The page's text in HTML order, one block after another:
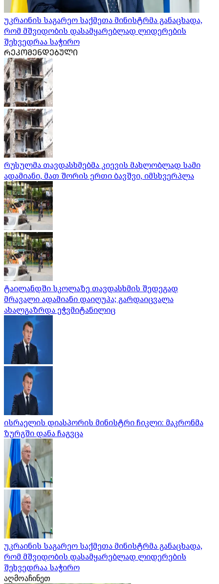
უკრაინის საგარეო საქმეთა მინისტრმა განაცხადა,
რომ მშვიდობის დასამყარებლად ლიდერების
შეხვედრაა საჭირო
ᲠᲔᲙᲝᲛᲔᲜᲓᲔᲑᲣᲚᲘ
რუსულმა თავდასხმებმა კიევის მახლობლად სამი
ადამიანი, მათ შორის ერთი ბავშვი, იმსხვერპლა
ტაილანდში სკოლაზე თავდასხმის შედეგად
მრავალი ადამიანი დაიღუპა; გარდაიცვალა
ახალგაზრდა ეჭვმიტანილიც
ისრაელის დიასპორის მინისტრი ჩიკლი: მაკრონმა
ზურგში დანა ჩაგვცა
უკრაინის საგარეო საქმეთა მინისტრმა განაცხადა,
რომ მშვიდობის დასამყარებლად ლიდერების
შეხვედრაა საჭირო
აღმოაჩინეთ